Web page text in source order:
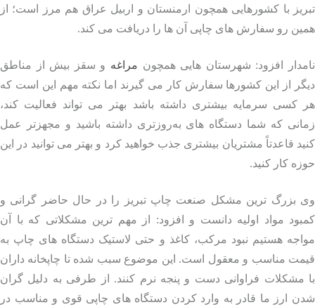
با کشورهایی همچون ارمنستان و اربیل عراق هم‌ مرز است؛ از
رو سفارش‌ های چاپی آن‌ ها را دریافت می‌ کند.
افزود: شهرستان‌ هایی همچونمراغهو سقز بیش از مناطق
از این کشورها سفارش کار می‌ گیرند اما نکته‌ مهم این است که
کسی سرمایه بیشتری داشته باشد بهتر می‌ تواند فعالیت کند،
که شما دستگاه‌ های به‌روزتری داشته باشید و مجهزتر عمل
قاعدتاً مشتریان بیشتری جذب خواهید کرد و بهتر می‌ توانید در این
کار کنید.
بزرگ‌ ترین مشکل صنعت چاپ تبریز را در حال حاضر گرانی و
مواد اولیه دانست و افزود: از مهم‌ ترین مشکلاتی که با آن
هستیم نبود مرکب، کاغذ و حتی لاستیک دستگاه‌ های چاپ به
مناسب و معقول است. این موضوع سبب شده تا چاپخانه‌ داران
مشکلات فراوانی دست و پنجه نرم کنند. از طرفی به دلیل گران
ارز ما قادر به وارد کردن دستگاه‌ های چاپی قوی و مناسب در